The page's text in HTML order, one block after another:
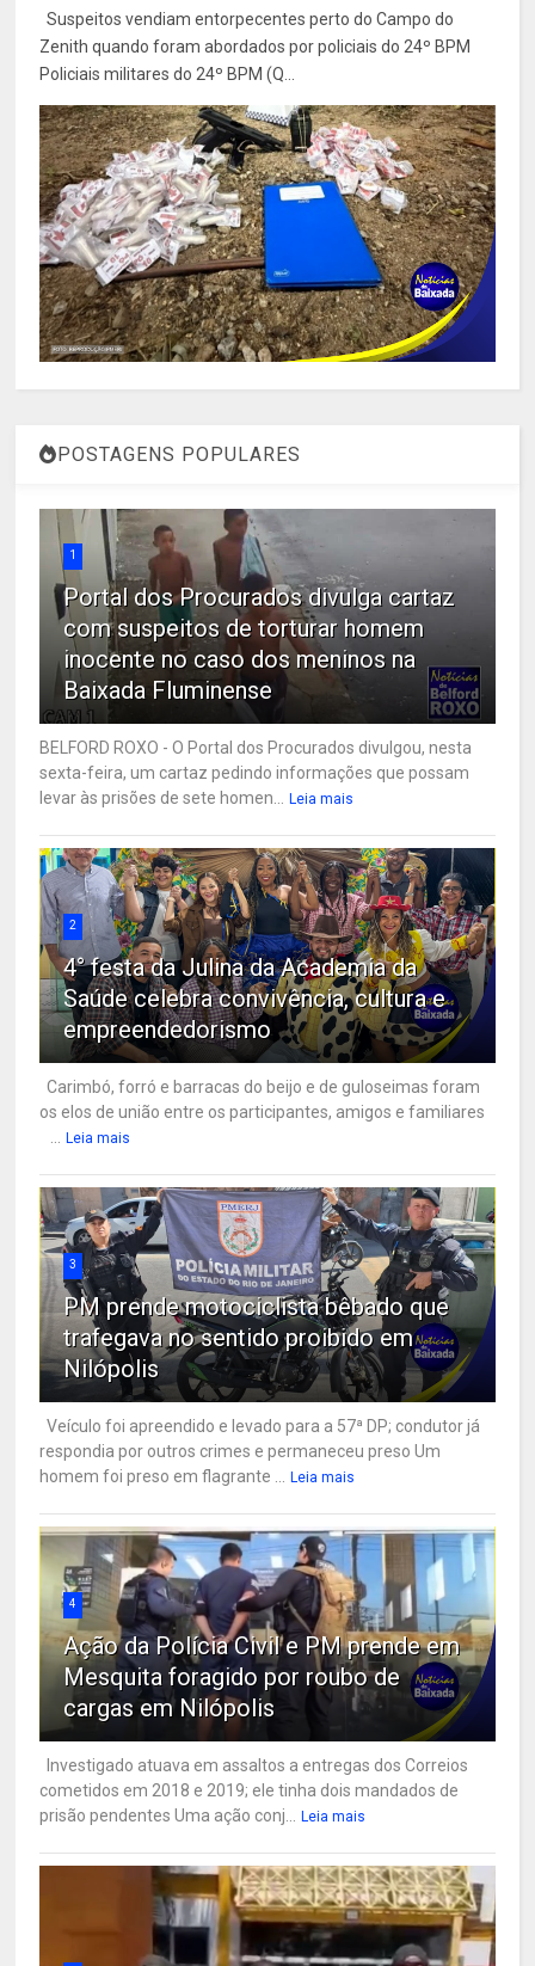
Suspeitos vendiam entorpecentes perto do Campo do
Zenith quando foram abordados por policiais do 24º BPM
Policiais militares do 24º BPM (Q...
POSTAGENS POPULARES
1
Portal dos Procurados divulga cartaz
com suspeitos de torturar homem
inocente no caso dos meninos na
Baixada Fluminense
BELFORD ROXO - O Portal dos Procurados divulgou, nesta
sexta-feira, um cartaz pedindo informações que possam
levar às prisões de sete homen...
Leia mais
2
4° festa da Julina da Academia da
Saúde celebra convivência, cultura e
empreendedorismo
Carimbó, forró e barracas do beijo e de guloseimas foram
os elos de união entre os participantes, amigos e familiares
Leia mais
3
PM prende motociclista bêbado que
trafegava no sentido proibido em
Nilópolis
Veículo foi apreendido e levado para a 57ª DP; condutor já
respondia por outros crimes e permaneceu preso Um
homem foi preso em flagrante ...
Leia mais
4
Ação da Polícia Civil e PM prende em
Mesquita foragido por roubo de
cargas em Nilópolis
Investigado atuava em assaltos a entregas dos Correios
cometidos em 2018 e 2019; ele tinha dois mandados de
prisão pendentes Uma ação conj...
Leia mais